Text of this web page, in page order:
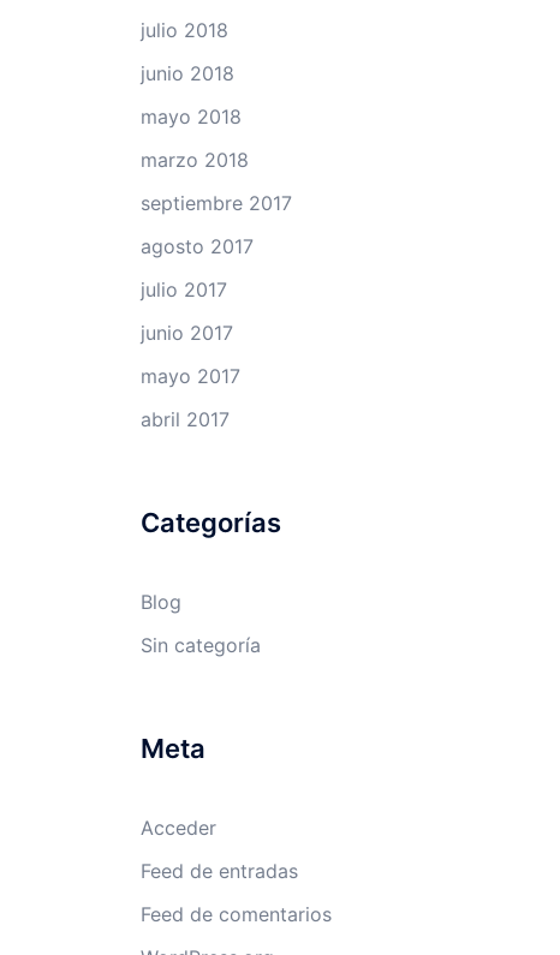
julio 2018
junio 2018
mayo 2018
marzo 2018
septiembre 2017
agosto 2017
julio 2017
junio 2017
mayo 2017
abril 2017
Categorías
Blog
Sin categoría
Meta
Acceder
Feed de entradas
Feed de comentarios